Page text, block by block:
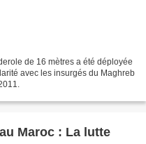
de 16 mètres a été déployée
avec les insurgés du Maghreb
Maroc : La lutte